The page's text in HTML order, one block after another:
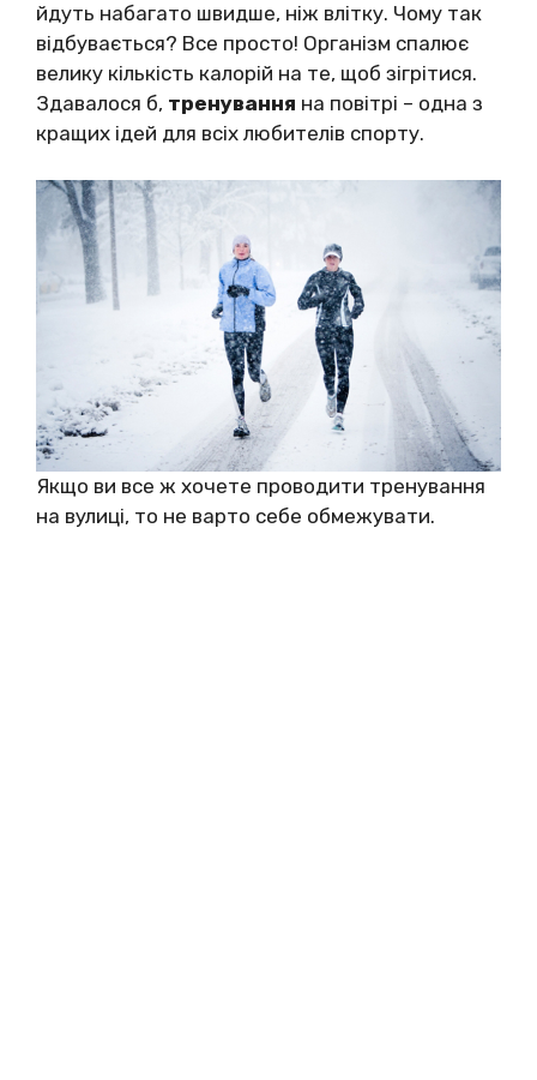
йдуть набагато швидше, ніж влітку. Чому так
відбувається? Все просто! Організм спалює
велику кількість калорій на те, щоб зігрітися.
Здавалося б, тренування на повітрі – одна з
кращих ідей для всіх любителів спорту.
Якщо ви все ж хочете проводити тренування
на вулиці, то не варто себе обмежувати.